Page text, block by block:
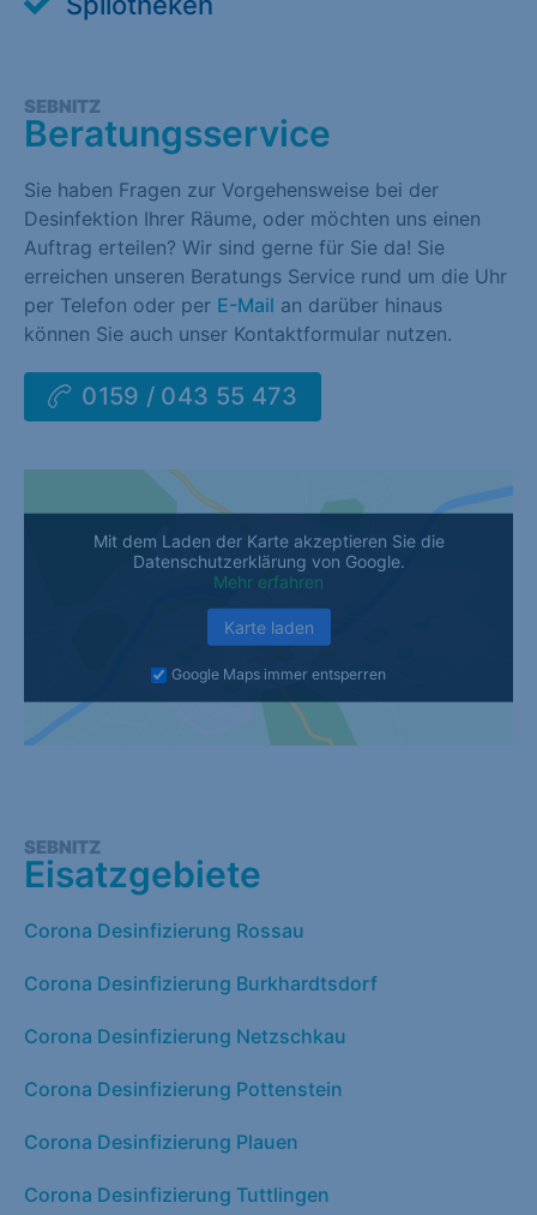
SEBNITZ
Beratungsservice
Sie haben Fragen zur Vorgehensweise bei der
Desinfektion Ihrer Räume, oder möchten uns einen
Auftrag erteilen? Wir sind gerne für Sie da! Sie
erreichen unseren Beratungs Service rund um die Uhr
per Telefon oder per E-Mail an darüber hinaus
können Sie auch unser Kontaktformular nutzen.
0159 / 043 55 473
Mit dem Laden der Karte akzeptieren Sie die
Datenschutzerklärung von Google.
Mehr erfahren
Karte laden
Google Maps immer entsperren
SEBNITZ
Eisatzgebiete
Corona Desinfizierung Rossau
Corona Desinfizierung Burkhardtsdorf
Corona Desinfizierung Netzschkau
Corona Desinfizierung Pottenstein
Corona Desinfizierung Plauen
Corona Desinfizierung Tuttlingen